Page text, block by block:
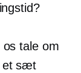
tale om
et sæt